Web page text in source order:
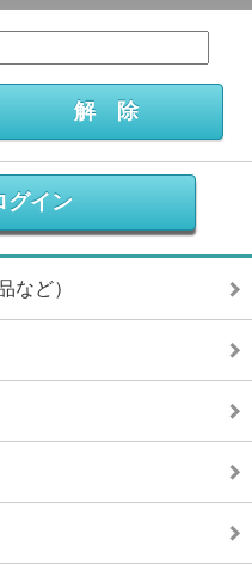
グイン
など）